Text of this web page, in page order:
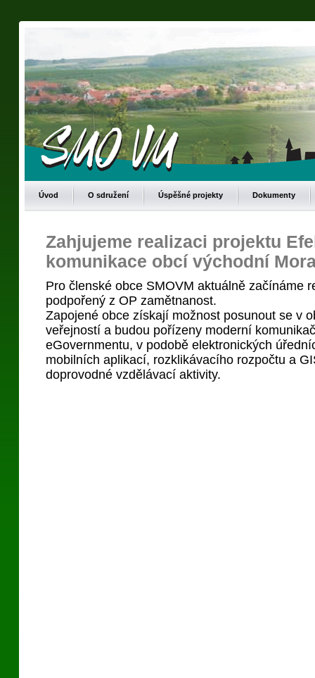
Úvod O sdružení Úspěšné projekty Dokumenty
Zahjujeme realizaci projektu
komunikace obcí východní
Pro členské obce SMOVM aktuálně začínáme
podpořený z OP zamětnanost.
Zapojené obce získají možnost posunout se v
veřejností a budou pořízeny moderní
eGovernmentu, v podobě elektronických
mobilních aplikací, rozklikávacího rozpočtu a
doprovodné vzdělávací aktivity.